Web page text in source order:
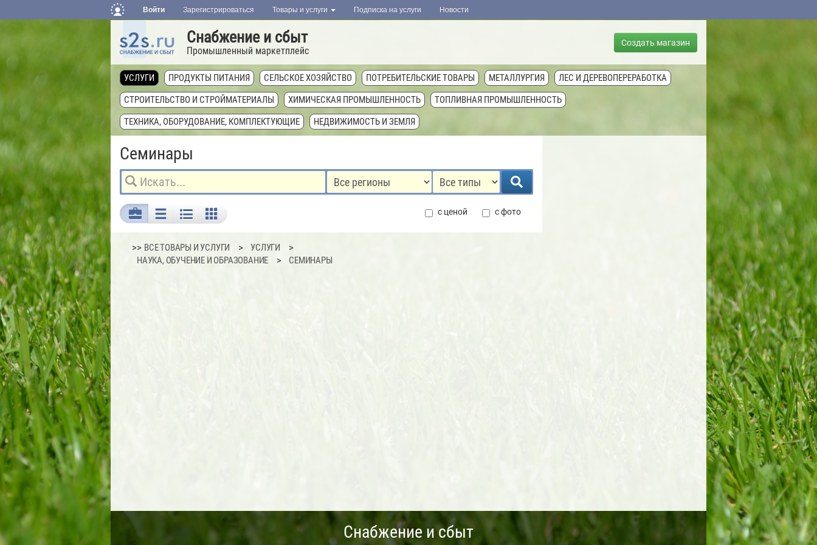
Войти Зарегистрироваться Товары и услуги Подписка на услуги Новости
Снабжение и сбыт
Промышленный маркетплейс
Создать магазин
УСЛУГИ ПРОДУКТЫ ПИТАНИЯ СЕЛЬСКОЕ ХОЗЯЙСТВО ПОТРЕБИТЕЛЬСКИЕ ТОВАРЫ МЕТАЛЛУРГИЯ
ЛЕС И ДЕРЕВОПЕРЕРАБОТКА
СТРОИТЕЛЬСТВО И СТРОЙМАТЕРИАЛЫ
ХИМИЧЕСКАЯ ПРОМЫШЛЕННОСТЬ
ТОПЛИВНАЯ ПРОМЫШЛЕННОСТЬ
ТЕХНИКА, ОБОРУДОВАНИЕ, КОМПЛЕКТУЮЩИЕ
НЕДВИЖИМОСТЬ И ЗЕМЛЯ
Семинары
с ценой с фото
>>ВСЕ ТОВАРЫ И УСЛУГИ
УСЛУГИ
НАУКА, ОБУЧЕНИЕ И ОБРАЗОВАНИЕ
СЕМИНАРЫ
Снабжение и сбыт